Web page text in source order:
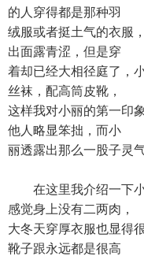
的人穿得都是那种羽
绒服或者挺土气的衣服
出面露青涩，但是穿
着却已经大相径庭了，
丝袜，配高筒皮靴，
这样我对小丽的第一印
他人略显笨拙，而小
丽透露出那么一股子灵气
在这里我介绍一下小
感觉身上没有二两肉，
大冬天穿厚衣服也显得
靴子跟永远都是很高